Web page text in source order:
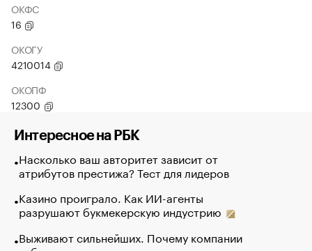
ОКФС
16
ОКОГУ
4210014
ОКОПФ
12300
Интересное на РБК
Насколько ваш авторитет зависит от
атрибутов престижа? Тест для лидеров
Казино проиграло. Как ИИ-агенты
разрушают букмекерскую индустрию
Выживают сильнейших. Почему компании